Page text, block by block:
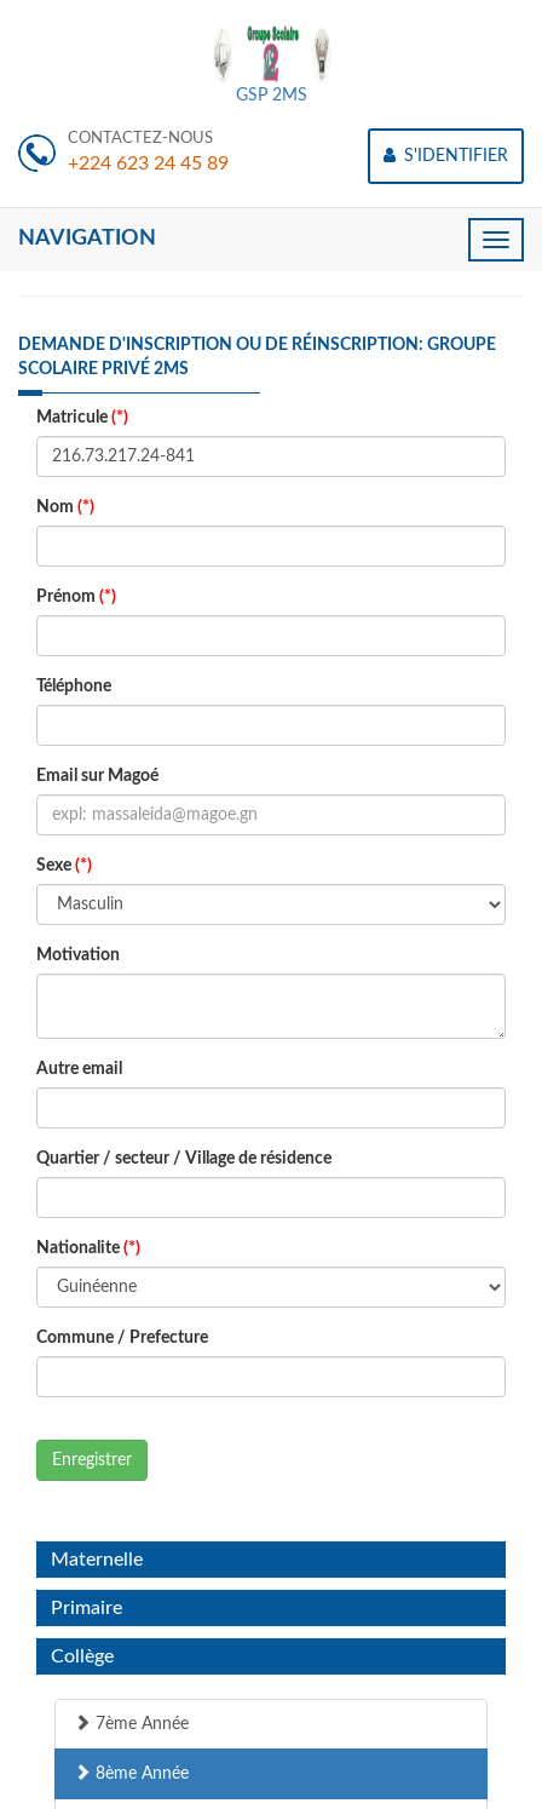
GSP 2MS
CONTACTEZ-NOUS
+224 623 24 45 89 S'IDENTIFIER
Toggle
NAVIGATION
DEMANDE D'INSCRIPTION OU DE RÉINSCRIPTION: GROUPE
SCOLAIRE PRIVÉ 2MS
Matricule (*)
Nom (*)
Prénom (*)
Téléphone
Email sur Magoé
Sexe (*)
Motivation
Autre email
Quartier / secteur / Village de résidence
Nationalite (*)
Commune / Prefecture
Enregistrer
Maternelle
Primaire
Collège
7ème Année
8ème Année